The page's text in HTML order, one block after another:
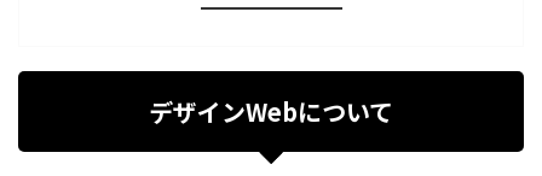
デザインWebについて